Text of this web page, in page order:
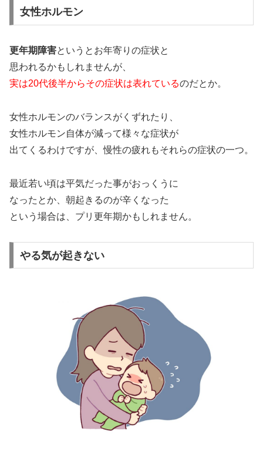
女性ホルモン
更年期障害というとお年寄りの症状と
思われるかもしれませんが、
実は20代後半からその症状は表れているのだとか。
女性ホルモンのバランスがくずれたり、
女性ホルモン自体が減って様々な症状が
出てくるわけですが、慢性の疲れもそれらの症状の一つ。
最近若い頃は平気だった事がおっくうに
なったとか、朝起きるのが辛くなった
という場合は、プリ更年期かもしれません。
やる気が起きない